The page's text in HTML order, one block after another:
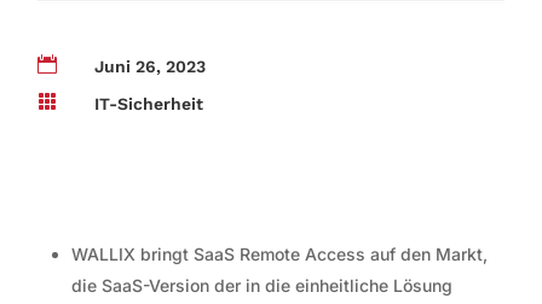

Juni 26, 2023

IT-Sicherheit
WALLIX bringt SaaS Remote Access auf den Markt,
die SaaS-Version der in die einheitliche Lösung